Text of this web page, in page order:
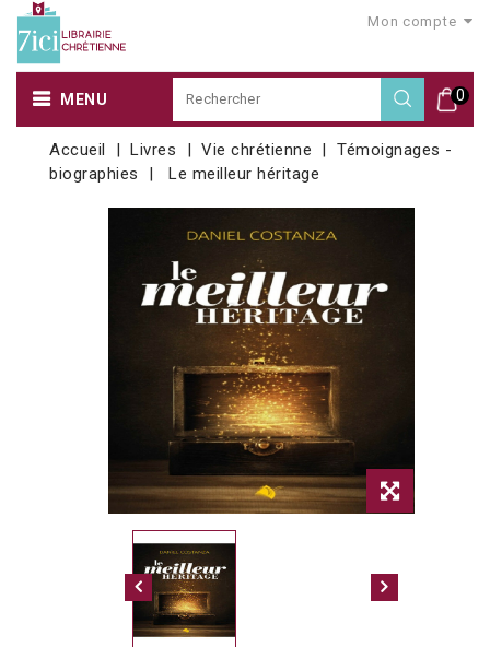
Mon compte
0
MENU
Accueil Livres Vie chrétienne
Témoignages -
biographies
Le meilleur héritage